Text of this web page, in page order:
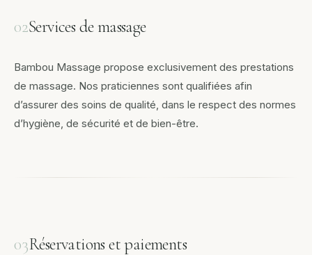
02Services de massage
Bambou Massage propose exclusivement des prestations
de massage. Nos praticiennes sont qualifiées afin
d’assurer des soins de qualité, dans le respect des normes
d’hygiène, de sécurité et de bien-être.
03Réservations et paiements